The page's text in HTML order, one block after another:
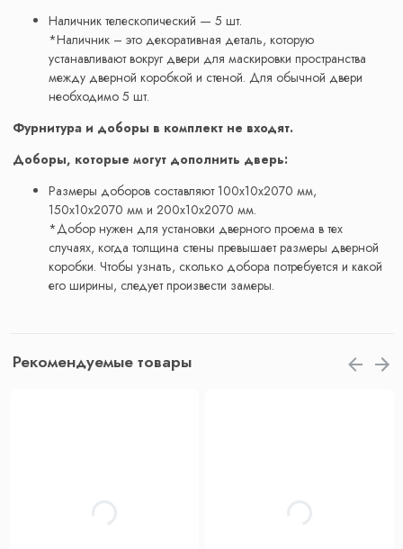
Наличник телескопический — 5 шт.
*Наличник – это декоративная деталь, которую
устанавливают вокруг двери для маскировки пространства
между дверной коробкой и стеной. Для обычной двери
необходимо 5 шт.
Фурнитура и доборы в комплект не входят.
Доборы, которые могут дополнить дверь:
Размеры доборов составляют 100x10x2070 мм,
150x10x2070 мм и 200x10x2070 мм.
*Добор нужен для установки дверного проема в тех
случаях, когда толщина стены превышает размеры дверной
коробки. Чтобы узнать, сколько добора потребуется и какой
его ширины, следует произвести замеры.
Рекомендуемые товары